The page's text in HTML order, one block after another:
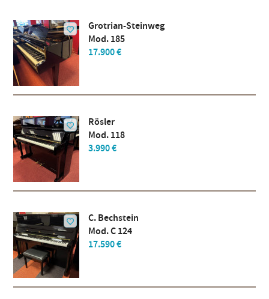
Grotrian-Steinweg
Mod. 185
17.900 €
Rösler
Mod. 118
3.990 €
C. Bechstein
Mod. C 124
17.590 €